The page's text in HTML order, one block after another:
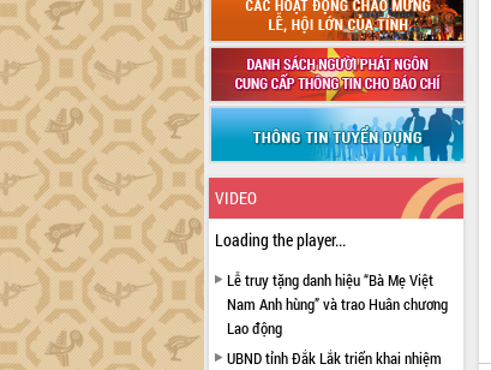
VIDEO
Loading the player...
Lễ truy tặng danh hiệu “Bà Mẹ Việt
Nam Anh hùng” và trao Huân chương
Lao động
UBND tỉnh Đắk Lắk triển khai nhiệm